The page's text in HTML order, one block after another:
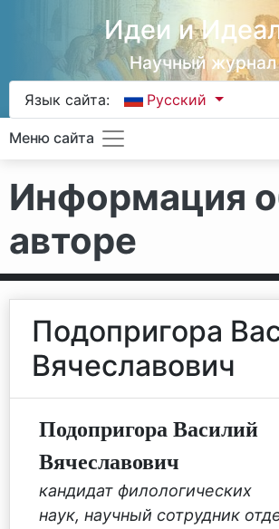
Идеи и
Научный журнал
Язык сайта: Русский
Меню сайта
Информация
авторе
Подопригора
Вячеславович
Подопригора Василий
Вячеславович
кандидат филологических
наук, научный сотрудник